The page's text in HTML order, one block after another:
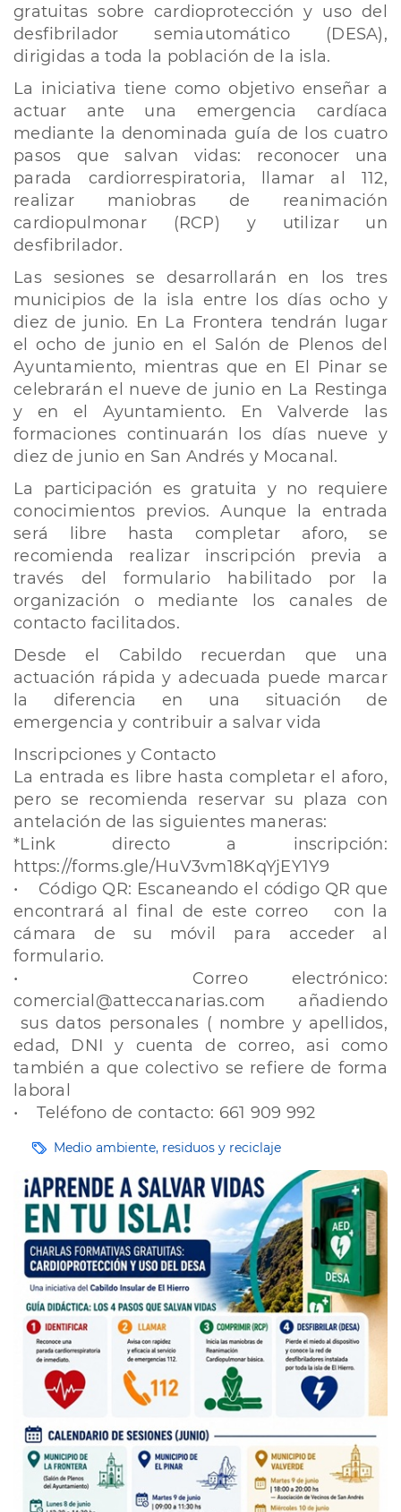
gratuitas sobre cardioprotección y uso del
desfibrilador semiautomático (DESA),
dirigidas a toda la población de la isla.
La iniciativa tiene como objetivo enseñar a
actuar ante una emergencia cardíaca
mediante la denominada guía de los cuatro
pasos que salvan vidas: reconocer una
parada cardiorrespiratoria, llamar al 112,
realizar maniobras de reanimación
cardiopulmonar (RCP) y utilizar un
desfibrilador.
Las sesiones se desarrollarán en los tres
municipios de la isla entre los días ocho y
diez de junio. En La Frontera tendrán lugar
el ocho de junio en el Salón de Plenos del
Ayuntamiento, mientras que en El Pinar se
celebrarán el nueve de junio en La Restinga
y en el Ayuntamiento. En Valverde las
formaciones continuarán los días nueve y
diez de junio en San Andrés y Mocanal.
La participación es gratuita y no requiere
conocimientos previos. Aunque la entrada
será libre hasta completar aforo, se
recomienda realizar inscripción previa a
través del formulario habilitado por la
organización o mediante los canales de
contacto facilitados.
Desde el Cabildo recuerdan que una
actuación rápida y adecuada puede marcar
la diferencia en una situación de
emergencia y contribuir a salvar vida
Inscripciones y Contacto
La entrada es libre hasta completar el aforo,
pero se recomienda reservar su plaza con
antelación de las siguientes maneras:
*Link directo a inscripción:
https://forms.gle/HuV3vm18KqYjEY1Y9
• Código QR: Escaneando el código QR que
encontrará al final de este correo con la
cámara de su móvil para acceder al
formulario.
• Correo electrónico:
comercial@atteccanarias.com añadiendo
sus datos personales ( nombre y apellidos,
edad, DNI y cuenta de correo, asi como
también a que colectivo se refiere de forma
laboral
• Teléfono de contacto: 661 909 992
EtiquetasMedio ambiente, residuos y reciclaje